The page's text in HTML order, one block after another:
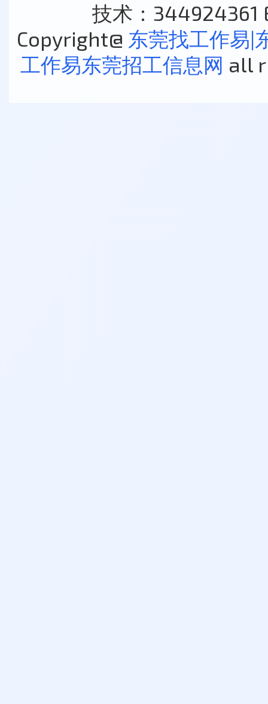
技术：344924361
Copyright@ 东莞找工作易|
工作易东莞招工信息网 all